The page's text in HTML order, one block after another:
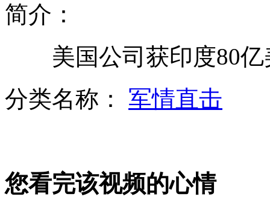
女生致信500强企业CEO抗议招聘性别歧视
简介：
美国公司获印度80亿
分类名称： 军情直击
您看完该视频的心情